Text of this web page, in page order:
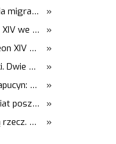
»
Proboszcz wezwał do bombardowania migrantów. "Masowy ogień przeciwko najeźdźcom!"
»
Opublikowano program wizyty Leona XIV we Francji
»
Radykalizm to nie fundamentalizm. Leon XIV w Asyżu
»
Groźny wypadek na trasie pielgrzymki. Dwie osoby trafiły do szpitala
»
Samotność osób konsekrowanych. Kapucyn: Życie w pojedynkę rzadko jest sielanką
»
Papież do młodzieży: Europa i cały świat poszukują pośród was nowych świętych
»
Kard. Krajewski: codziennie zrób jedną rzecz. Zobaczysz, co stanie się z twoim życiem